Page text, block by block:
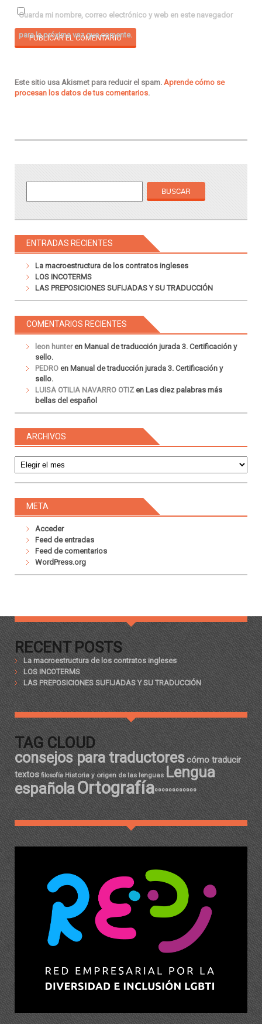
Guarda mi nombre, correo electrónico y web en este navegador
para la próxima vez que comente.
Este sitio usa Akismet para reducir el spam. Aprende cómo se
procesan los datos de tus comentarios.
ENTRADAS RECIENTES
La macroestructura de los contratos ingleses
LOS INCOTERMS
LAS PREPOSICIONES SUFIJADAS Y SU TRADUCCIÓN
COMENTARIOS RECIENTES
leon hunteren Manual de traducción jurada 3. Certificación y
sello.
PEDRO en Manual de traducción jurada 3. Certificación y
sello.
LUISA OTILIA NAVARRO OTIZ en Las diez palabras más
bellas del español
ARCHIVOS
META
Acceder
Feed de entradas
Feed de comentarios
WordPress.org
RECENT POSTS
La macroestructura de los contratos ingleses
LOS INCOTERMS
LAS PREPOSICIONES SUFIJADAS Y SU TRADUCCIÓN
TAG CLOUD
consejos para traductorescómo traducir
textos filosofía Historia y origen de las lenguas Lengua
españolaOrtografíaºººººººººººº